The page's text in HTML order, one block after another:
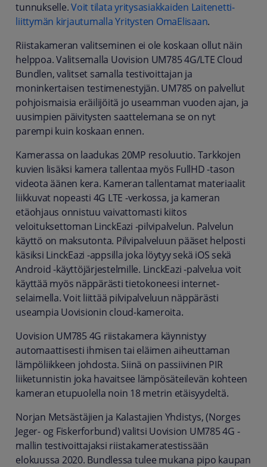
tunnukselle.Voit tilata yritysasiakkaiden Laitenetti-
liittymän kirjautumalla Yritysten OmaElisaan.
Riistakameran valitseminen ei ole koskaan ollut näin
helppoa. Valitsemalla Uovision UM785 4G/LTE Cloud
Bundlen, valitset samalla testivoittajan ja
moninkertaisen testimenestyjän. UM785 on palvellut
pohjoismaisia eräilijöitä jo useamman vuoden ajan, ja
uusimpien päivitysten saattelemana se on nyt
parempi kuin koskaan ennen.
Kamerassa on laadukas 20MP resoluutio. Tarkkojen
kuvien lisäksi kamera tallentaa myös FullHD -tason
videota äänen kera. Kameran tallentamat materiaalit
liikkuvat nopeasti 4G LTE -verkossa, ja kameran
etäohjaus onnistuu vaivattomasti kiitos
veloituksettoman LinckEazi -pilvipalvelun. Palvelun
käyttö on maksutonta. Pilvipalveluun pääset helposti
käsiksi LinckEazi -appsilla joka löytyy sekä iOS sekä
Android -käyttöjärjestelmille. LinckEazi -palvelua voit
käyttää myös näppärästi tietokoneesi internet-
selaimella. Voit liittää pilvipalveluun näppärästi
useampia Uovisionin cloud-kameroita.
Uovision UM785 4G riistakamera käynnistyy
automaattisesti ihmisen tai eläimen aiheuttaman
lämpöliikkeen johdosta. Siinä on passiivinen PIR
liiketunnistin joka havaitsee lämpösäteilevän kohteen
kameran etupuolella noin 18 metrin etäisyydeltä.
Norjan Metsästäjien ja Kalastajien Yhdistys, (Norges
Jeger- og Fiskerforbund) valitsi Uovision UM785 4G -
mallin testivoittajaksi riistakameratestissään
elokuussa 2020. Bundlessa tulee mukana pipo kaupan